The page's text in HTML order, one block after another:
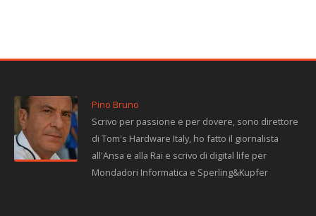
Pino Bruno
Scrivo per passione e per dovere, sono direttore
di Tom's Hardware Italy, ho fatto il giornalista
all'Ansa e alla Rai e scrivo di digital life per
Mondadori Informatica e Sperling&Kupfer